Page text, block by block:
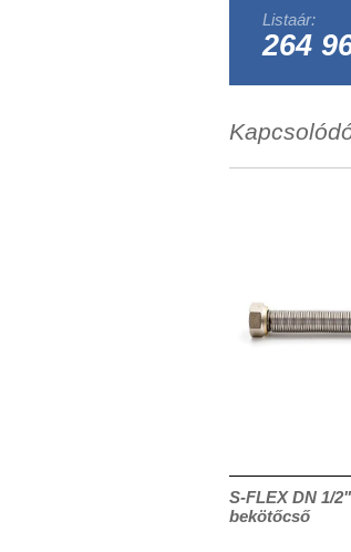
Listaár:
264
S-FLEX DN 1/
bekötőcső